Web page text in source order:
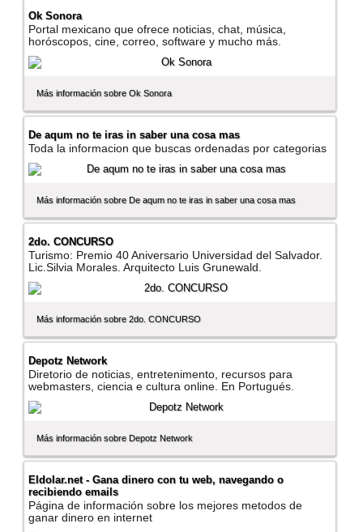
Ok Sonora
Portal mexicano que ofrece noticias, chat, música,
horóscopos, cine, correo, software y mucho más.
Más información sobre Ok Sonora
De aqum no te iras in saber una cosa mas
Toda la informacion que buscas ordenadas por categorias
Más información sobre De aqum no te iras in saber una cosa mas
2do. CONCURSO
Turismo: Premio 40 Aniversario Universidad del Salvador.
Lic.Silvia Morales. Arquitecto Luis Grunewald.
Más información sobre 2do. CONCURSO
Depotz Network
Diretorio de noticias, entretenimento, recursos para
webmasters, ciencia e cultura online. En Portugués.
Más información sobre Depotz Network
Eldolar.net - Gana dinero con tu web, navegando o
recibiendo emails
Página de información sobre los mejores metodos de
ganar dinero en internet